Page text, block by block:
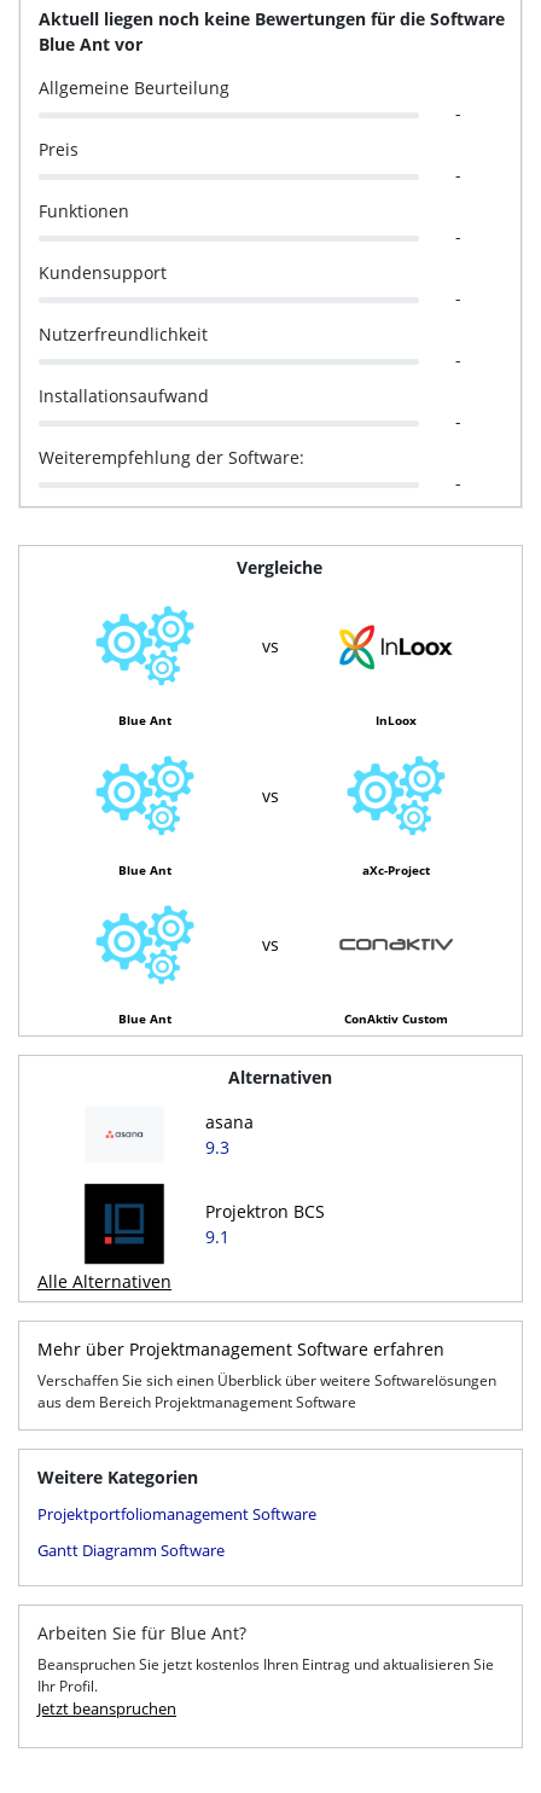
Aktuell liegen noch keine Bewertungen für die Software
Blue Ant vor
Allgemeine Beurteilung
-
Preis
-
Funktionen
-
Kundensupport
-
Nutzerfreundlichkeit
-
Installationsaufwand
-
Weiterempfehlung der Software:
-
Vergleiche
vs
Blue Ant InLoox
vs
Blue Ant aXc-Project
vs
Blue Ant ConAktiv Custom
Alternativen
asana
9.3
Projektron BCS
9.1
Alle Alternativen
Mehr über Projektmanagement Software erfahren
Verschaffen Sie sich einen Überblick über weitere Softwarelösungen
aus dem Bereich Projektmanagement Software
Weitere Kategorien
Projektportfoliomanagement Software
Gantt Diagramm Software
Arbeiten Sie für Blue Ant?
Beanspruchen Sie jetzt kostenlos Ihren Eintrag und aktualisieren Sie
Ihr Profil.
Jetzt beanspruchen